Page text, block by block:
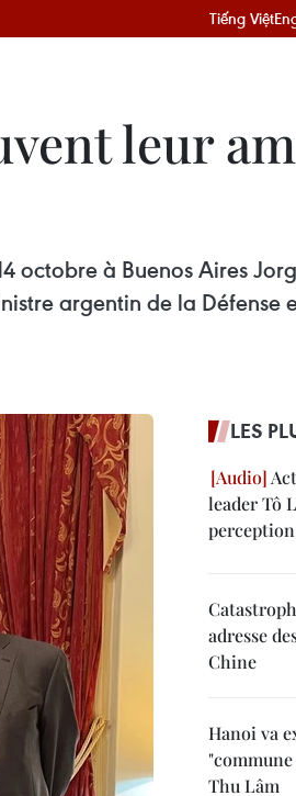
Tiếng Việt
leur
octobre à Buenos Aires
argentin de la Défense
LES
leader Tô
adresse
Chine
Hanoi va
Thu Lâm